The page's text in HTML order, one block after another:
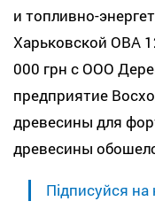
и топливно-
Харьковской ОВА
000 грн с ООО
предприятие
древесины для
древесины
Підписуйся